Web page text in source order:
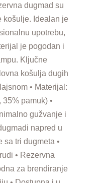
dugmad su
košulje. Idealan je
upotrebu,
je pogodan i
Ključne
košulja dugih
• Materijal:
pamuk) •
gužvanje i
napred u
sa tri dugmeta •
• Rezervna
za brendiranje